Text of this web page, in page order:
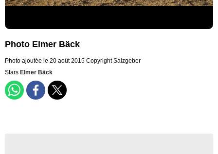
Photo Elmer Bäck
Photo ajoutée le 20 août 2015 Copyright Salzgeber
Stars Elmer Bäck